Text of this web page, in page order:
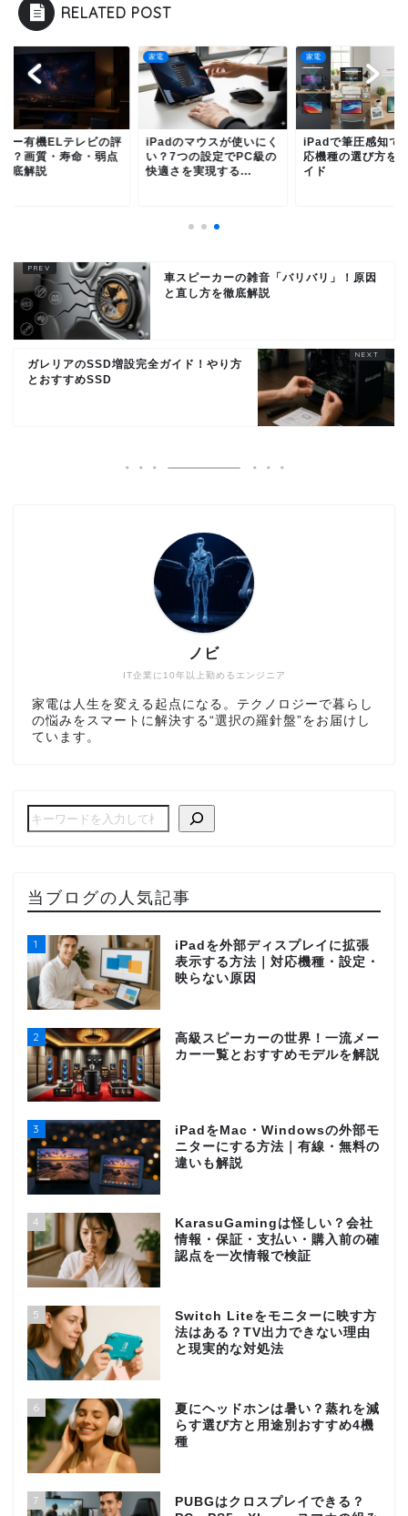
RELATED POST
ー有機ELテレビの評
？画質・寿命・弱点
底解説
家電
iPadのマウスが使いにく
い？7つの設定でPC級の
快適さを実現する...
家電
iPadで筆圧感知でき
応機種の選び方を完
イド
車スピーカーの雑音「バリバリ」！原因
と直し方を徹底解説
ガレリアのSSD増設完全ガイド！やり方
とおすすめSSD
IT企業に10年以上勤めるエンジニア
ノビ
家電は人生を変える起点になる。テクノロジーで暮らし
の悩みをスマートに解決する“選択の羅針盤”をお届けし
ています。
当ブログの人気記事
1
iPadを外部ディスプレイに拡張
表示する方法｜対応機種・設定・
映らない原因
2
高級スピーカーの世界！一流メー
カー一覧とおすすめモデルを解説
3
iPadをMac・Windowsの外部モ
ニターにする方法｜有線・無料の
違いも解説
4
KarasuGamingは怪しい？会社
情報・保証・支払い・購入前の確
認点を一次情報で検証
5
Switch Liteをモニターに映す方
法はある？TV出力できない理由
と現実的な対処法
6
夏にヘッドホンは暑い？蒸れを減
らす選び方と用途別おすすめ4機
種
7
PUBGはクロスプレイできる？